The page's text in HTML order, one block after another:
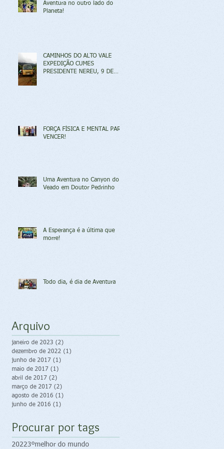
Aventura no outro lado do
Planeta!
CAMINHOS DO ALTO VALE
EXPEDIÇÃO CUMES
PRESIDENTE NEREU, 9 DE
FORÇA FÍSICA E MENTAL PARA
VENCER!
Uma Aventura no Canyon do
Veado em Doutor Pedrinho
A Esperança é a última que
morre!
Todo dia, é dia de Aventura
Arquivo
janeiro de 2023 (2)
dezembro de 2022 (1)
junho de 2017 (1)
maio de 2017 (1)
abril de 2017 (2)
março de 2017 (2)
agosto de 2016 (1)
junho de 2016 (1)
Procurar por tags
20223ºmelhor do mundo